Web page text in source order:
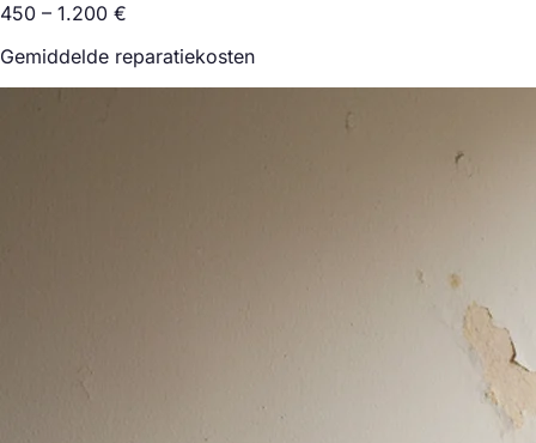
450 – 1.200 €
Gemiddelde reparatiekosten